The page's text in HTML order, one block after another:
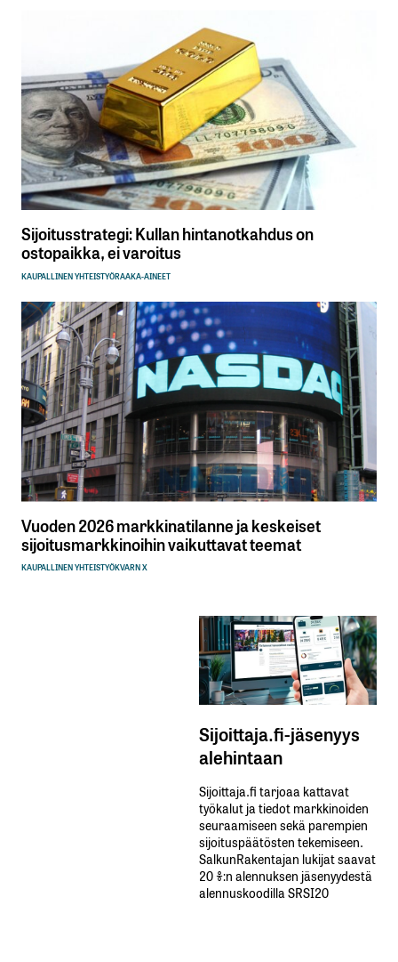
Sijoitusstrategi: Kullan hintanotkahdus on
ostopaikka, ei varoitus
KAUPALLINEN YHTEISTYÖRAAKA-AINEET
Vuoden 2026 markkinatilanne ja keskeiset
sijoitusmarkkinoihin vaikuttavat teemat
KAUPALLINEN YHTEISTYÖKVARN X
Sijoittaja.fi-jäsenyys
alehintaan
Sijoittaja.fi tarjoaa kattavat
työkalut ja tiedot markkinoiden
seuraamiseen sekä parempien
sijoituspäätösten tekemiseen.
SalkunRakentajan lukijat saavat
20 %:n alennuksen jäsenyydestä
alennuskoodilla SRSI20